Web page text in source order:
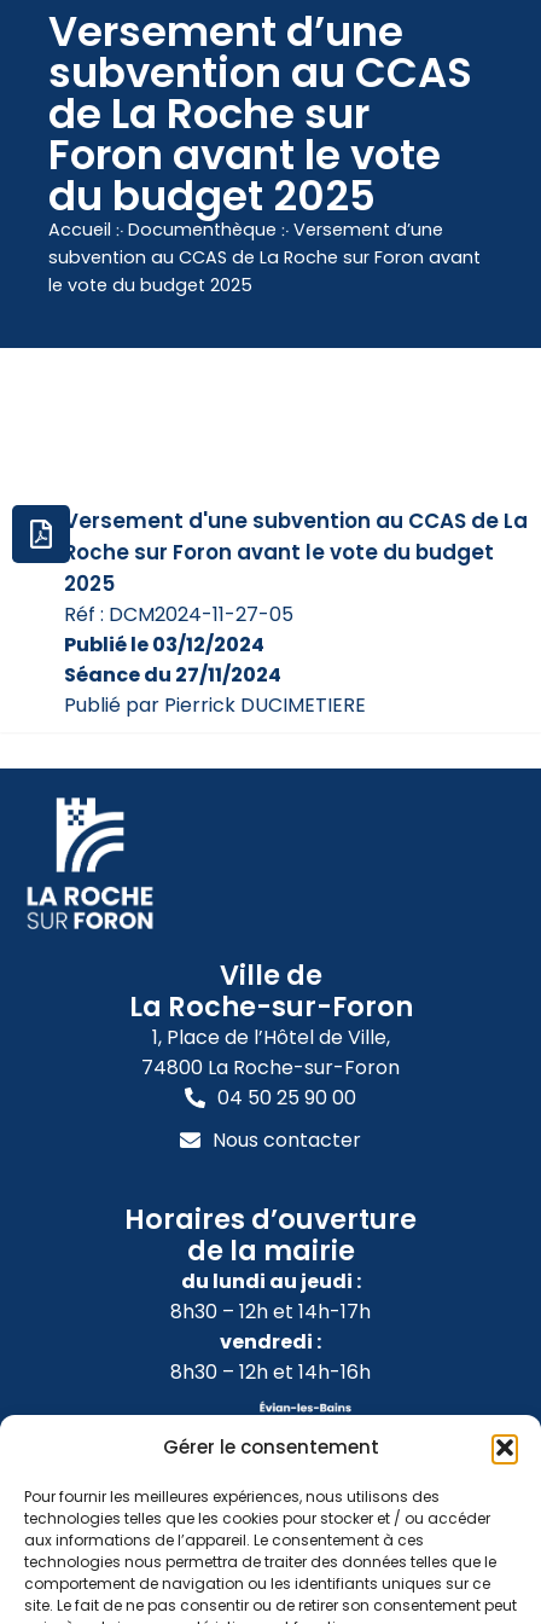
Gérer le consentement
Pour fournir les meilleures expériences, nous utilisons des
technologies telles que les cookies pour stocker et / ou accéder
aux informations de l’appareil. Le consentement à ces
technologies nous permettra de traiter des données telles que le
comportement de navigation ou les identifiants uniques sur ce
site. Le fait de ne pas consentir ou de retirer son consentement peut
principalVersement d’une
subvention au CCAS
de La Roche sur
Foron avant le vote
du budget 2025
Accueil ჻ Documenthèque ჻ Versement d’une
subvention au CCAS de La Roche sur Foron avant
le vote du budget 2025
Versement d'une subvention au CCAS de La
Roche sur Foron avant le vote du budget
2025
Réf : DCM2024-11-27-05
Publié le 03/12/2024
Séance du 27/11/2024
Publié par Pierrick DUCIMETIERE
Ville de
La Roche-sur-Foron
1, Place de l’Hôtel de Ville,
74800 La Roche-sur-Foron
04 50 25 90 00
Nous contacter
Horaires d’ouverture
de la mairie
du lundi au jeudi :
8h30 – 12h et 14h-17h
vendredi :
8h30 – 12h et 14h-16h